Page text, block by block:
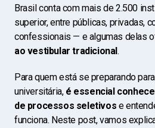
Brasil conta com mais de 2.500
superior, entre públicas, privadas,
confessionais — e algumas delas
ao vestibular tradicional.
Para quem está se preparando
universitária, é essencial
de processos seletivos e
funciona. Neste post, vamos